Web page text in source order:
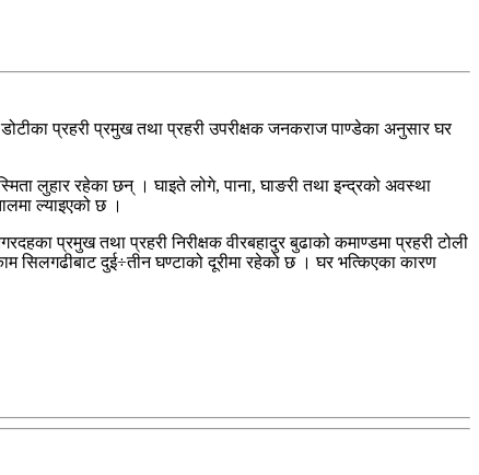
प्रहरी प्रमुख तथा प्रहरी उपरीक्षक जनकराज पाण्डेका अनुसार घर
लुहार रहेका छन् । घाइते लोगे, पाना, घाङरी तथा इन्द्रको अवस्था
ल्याइएको छ ।
प्रमुख तथा प्रहरी निरीक्षक वीरबहादुर बुढाको कमाण्डमा प्रहरी टोली
सिलगढीबाट दुई÷तीन घण्टाको दूरीमा रहेको छ । घर भत्किएका कारण